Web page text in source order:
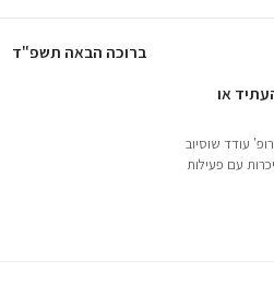
או
עודד שוסיוב
עם פעילות
ברוכה הבאה תשפ"ד